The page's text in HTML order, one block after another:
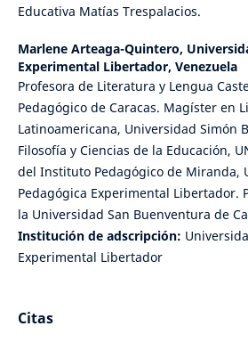
Educativa Matías Trespalacios.
Marlene Arteaga-Quintero,
Experimental Libertador, Venezuela
Profesora de Literatura y Lengua
Pedagógico de Caracas. Magíster en
Latinoamericana, Universidad Simón
Filosofía y Ciencias de la Educación,
del Instituto Pedagógico de Miranda,
Pedagógica Experimental Libertador.
la Universidad San Buenventura de
Institución de adscripción:
Experimental Libertador
Citas